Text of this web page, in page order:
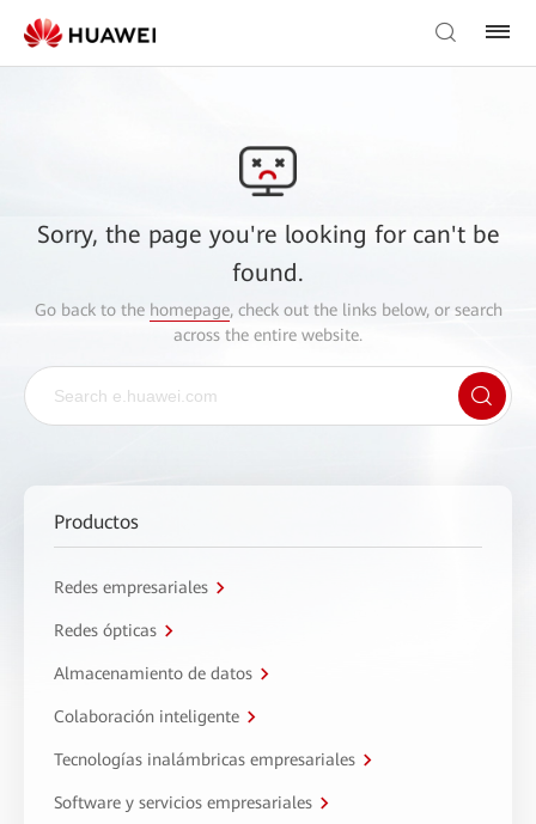
Sorry, the page you're looking for can't be
found.
Go back to the homepage, check out the links below, or search
across the entire website.
Productos
Redes empresariales
Redes ópticas
Almacenamiento de datos
Colaboración inteligente
Tecnologías inalámbricas empresariales
Software y servicios empresariales